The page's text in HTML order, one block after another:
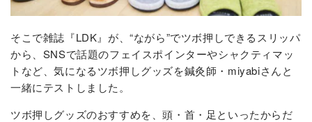
そこで雑誌『LDK』が、“ながら”でツボ押しできるスリッパ
から、SNSで話題のフェイスポインターやシャクティマッ
トなど、気になるツボ押しグッズを鍼灸師・miyabiさんと
一緒にテストしました。
ツボ押しグッズのおすすめを、頭・首・足といったからだ